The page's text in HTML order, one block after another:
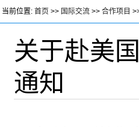
当前位置: 首页 >> 国际交流 >> 合作项目
关于赴美
通知